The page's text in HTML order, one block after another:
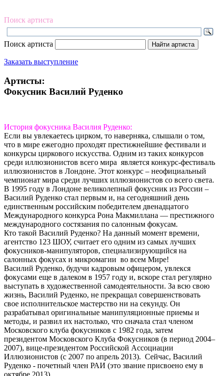
Поиск артиста
Поиск артиста
Заказать выступление
Артисты:
Фокусник Василий Руденко
История фокусника Василия Руденко:
Если вы увлекаетесь цирком, то наверняка, слышали о том,
что в мире ежегодно проходят престижнейшие фестивали и
конкурсы циркового искусства. Одним из таких конкурсов
среди иллюзионистов всего мира является конкурс-фестиваль
иллюзионистов в Лондоне. Этот конкурс – неофициальный
чемпионат мира среди лучших иллюзионистов со всего света.
В 1995 году в Лондоне великолепный фокусник из России –
Василий Руденко стал первым и, на сегодняшний день
единственным российским победителем двенадцатого
Международного конкурса Рона Макмиллана — престижного
международного состязания по салонным фокусам.
Кто такой Василий Руденко? На данный момент времени,
агентство 123 ШОУ, считает его одним из самых лучших
фокусников-манипуляторов, специализирующийся на
салонных фокусах и микромагии во всем Мире!
Василий Руденко, будучи кадровым офицером, увлекся
фокусами еще в далеком в 1957 году и, вскоре стал регулярно
выступать в художественной самодеятельности. За всю свою
жизнь, Василий Руденко, не прекращал совершенствовать
свое исполнительское мастерство ни на секунду. Он
разрабатывал оригинальные манипуляционные приемы и
методы, и развил их настолько, что сначала стал членом
Московского клуба фокусников с 1982 года, затем
президентом Московского Клуба Фокусников (в период 2004–
2007), вице-президентом Российской Ассоциации
Иллюзионистов (с 2007 по апрель 2013). Сейчас, Василий
Руденко - почетный член РАИ (это звание присвоено ему в